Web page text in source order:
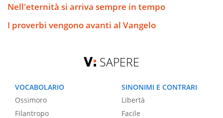
Nell'eternità si arriva sempre in tempo
I proverbi vengono avanti al Vangelo
SAPERE
VOCABOLARIO
Ossimoro
Filantropo
SINONIMI E CONTRARI
Libertà
Facile